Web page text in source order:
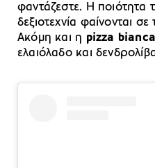
φαντάζεστε. Η ποιότητα
δεξιοτεχνία φαίνονται σε
Ακόμη και η pizza
ελαιόλαδο και